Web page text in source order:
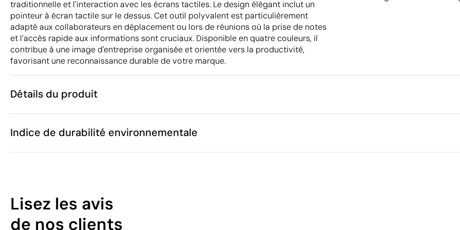
traditionnelle et l'interaction avec les écrans tactiles. Le design élégant inclut un
pointeur à écran tactile sur le dessus. Cet outil polyvalent est particulièrement
adapté aux collaborateurs en déplacement ou lors de réunions où la prise de notes
et l'accès rapide aux informations sont cruciaux. Disponible en quatre couleurs, il
contribue à une image d'entreprise organisée et orientée vers la productivité,
favorisant une reconnaissance durable de votre marque.
Détails du produit
Caractéristiques
Code du produit
10137
Clés usb personnalisées
Indice de durabilité environnementale
/100
Lisez les avis
de nos clients